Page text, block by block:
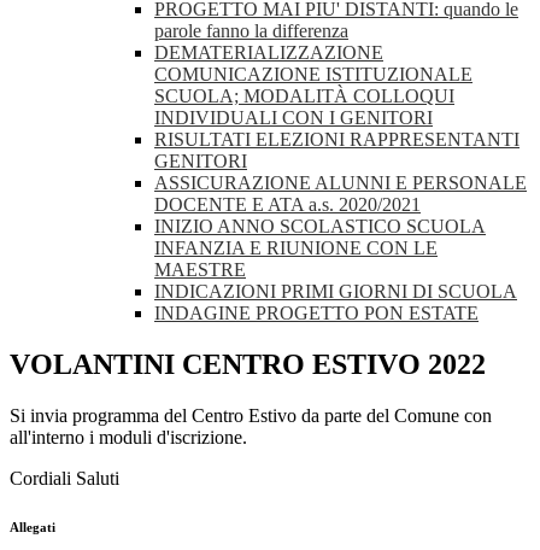
PROGETTO MAI PIU' DISTANTI: quando le
parole fanno la differenza
DEMATERIALIZZAZIONE
COMUNICAZIONE ISTITUZIONALE
SCUOLA; MODALITÀ COLLOQUI
INDIVIDUALI CON I GENITORI
RISULTATI ELEZIONI RAPPRESENTANTI
GENITORI
ASSICURAZIONE ALUNNI E PERSONALE
DOCENTE E ATA a.s. 2020/2021
INIZIO ANNO SCOLASTICO SCUOLA
INFANZIA E RIUNIONE CON LE
MAESTRE
INDICAZIONI PRIMI GIORNI DI SCUOLA
INDAGINE PROGETTO PON ESTATE
VOLANTINI CENTRO ESTIVO 2022
Si invia programma del Centro Estivo da parte del Comune con
all'interno i moduli d'iscrizione.
Cordiali Saluti
Allegati